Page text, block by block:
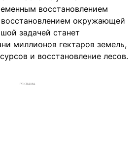
восстановлением
окружающей
задачей станет
миллионов гектаров земель,
и восстановление лесов.
РЕКЛАМА